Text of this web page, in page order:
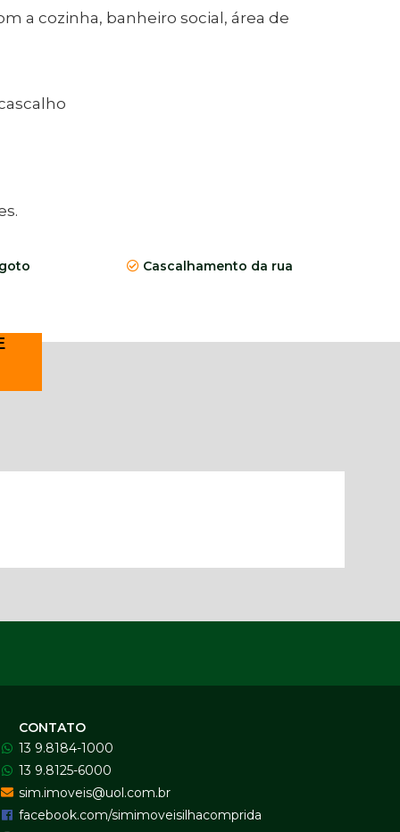
a cozinha, banheiro social, área de
Cascalhamento da rua
CONTATO
13 9.8184-1000
13 9.8125-6000
sim.imoveis@uol.com.br
facebook.com/simimoveisilhacomprida